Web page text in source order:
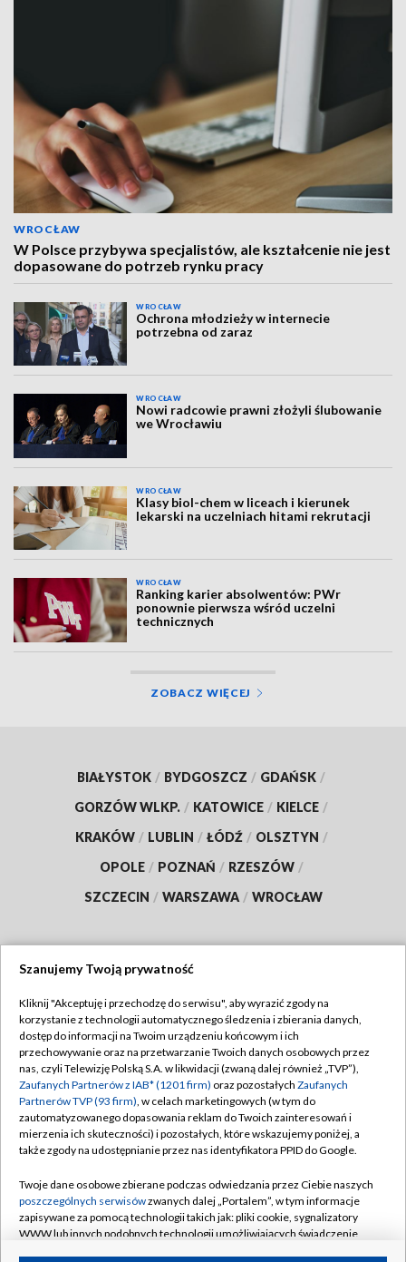
WROCŁAW
W Polsce przybywa specjalistów, ale kształcenie nie jest
dopasowane do potrzeb rynku pracy
WROCŁAW
Ochrona młodzieży w internecie
potrzebna od zaraz
WROCŁAW
Nowi radcowie prawni złożyli ślubowanie
we Wrocławiu
WROCŁAW
Klasy biol-chem w liceach i kierunek
lekarski na uczelniach hitami rekrutacji
WROCŁAW
Ranking karier absolwentów: PWr
ponownie pierwsza wśród uczelni
technicznych
ZOBACZ WIĘCEJ
BIAŁYSTOK / BYDGOSZCZ / GDAŃSK /
GORZÓW WLKP. / KATOWICE / KIELCE /
KRAKÓW / LUBLIN / ŁÓDŹ / OLSZTYN /
OPOLE / POZNAŃ / RZESZÓW /
SZCZECIN / WARSZAWA / WROCŁAW
TVP
Abonament TVP
Emisja w TVP
Centrum informacji TVP
Naziemna Telewizja Cyfrowa
Rada Programowa
System NOS
Informacje o nadawcy
Regulamin TVP
Polityka prywatności
Moje zgody
Pomoc
Kontakt
Szanujemy Twoją prywatność
Kliknij "Akceptuję i przechodzę do serwisu", aby wyrazić zgody na
korzystanie z technologii automatycznego śledzenia i zbierania danych,
dostęp do informacji na Twoim urządzeniu końcowym i ich
przechowywanie oraz na przetwarzanie Twoich danych osobowych przez
nas, czyli Telewizję Polską S.A. w likwidacji (zwaną dalej również „TVP”),
Zaufanych Partnerów z IAB* (1201 firm) oraz pozostałych Zaufanych
Partnerów TVP (93 firm), w celach marketingowych (w tym do
zautomatyzowanego dopasowania reklam do Twoich zainteresowań i
mierzenia ich skuteczności) i pozostałych, które wskazujemy poniżej, a
także zgody na udostępnianie przez nas identyfikatora PPID do Google.
Twoje dane osobowe zbierane podczas odwiedzania przez Ciebie naszych
poszczególnych serwisówzwanych dalej „Portalem”, w tym informacje
zapisywane za pomocą technologii takich jak: pliki cookie, sygnalizatory
WWW lub innych podobnych technologii umożliwiających świadczenie